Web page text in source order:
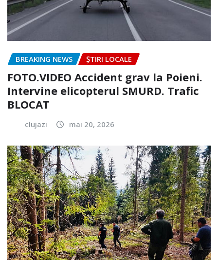
BREAKING NEWS ȘTIRI LOCALE
FOTO.VIDEO Accident grav la Poieni.
Intervine elicopterul SMURD. Trafic
BLOCAT
clujazi mai 20, 2026